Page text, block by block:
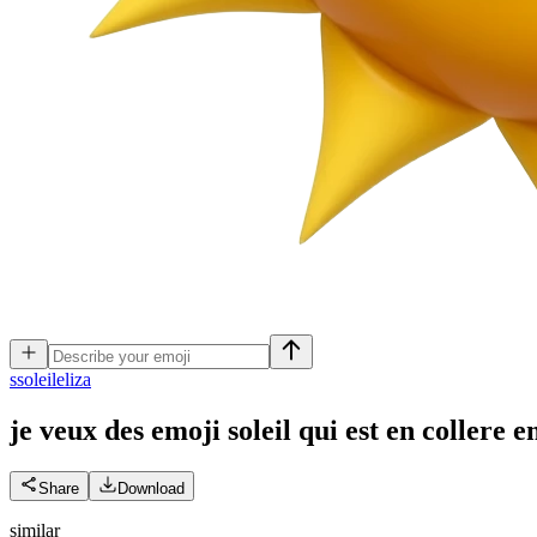
ssoleileliza
je veux des emoji soleil qui est en collere
Share Download
similar